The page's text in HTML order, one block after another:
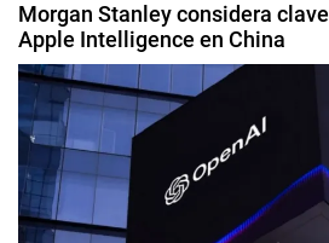
Morgan Stanley considera
Apple Intelligence en China